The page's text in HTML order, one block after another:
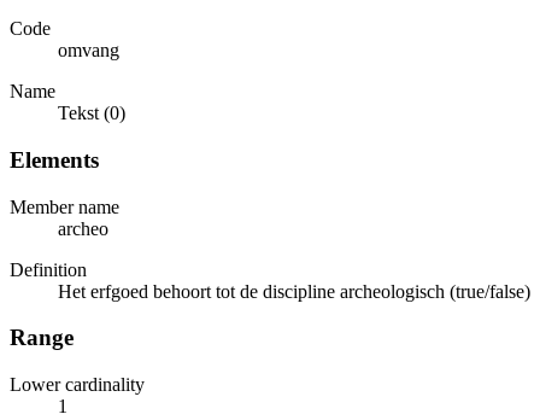
Code
omvang
Name
Tekst (0)
Elements
Member name
archeo
Definition
Het erfgoed behoort tot de discipline archeologisch (true/false)
Range
Lower cardinality
1